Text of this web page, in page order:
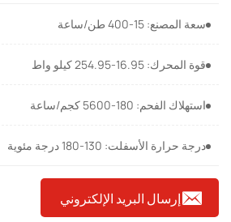
سعة المصنع: 15-400 طن/ساعة
قوة المحرك: 16.95-254.95 كيلو واط
استهلاك الفحم: 180-5600 كجم/ساعة
درجة حرارة الأسفلت: 130-180 درجة مئوية
إرسال البريد الإلكتروني